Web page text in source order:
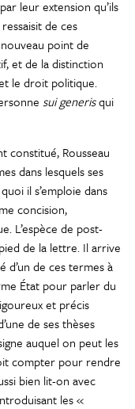
leur extension qu’ils
de ces
point de
et de la distinction
le droit politique.
sui generisqui
constitué, Rousseau
dans lesquels ses
il s’emploie dans
concision,
L’espèce de post-
de la lettre. Il arrive
d’un de ces termes à
État pour parler du
et précis
de ses thèses
auquel on peut les
compter pour rendre
bien lit-on avec
les «